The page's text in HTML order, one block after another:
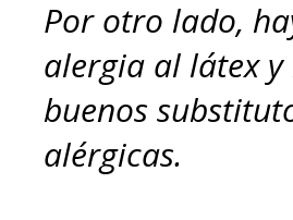
Por otro lado,
alergia al látex y
buenos
alérgicas.